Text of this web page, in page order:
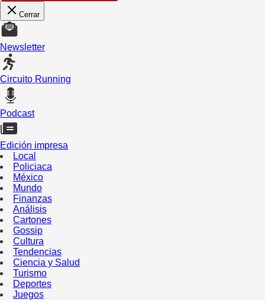
Cerrar
Newsletter
Circuito Running
Podcast
Edición impresa
Local
Policiaca
México
Mundo
Finanzas
Análisis
Cartones
Gossip
Cultura
Tendencias
Ciencia y Salud
Turismo
Deportes
Juegos